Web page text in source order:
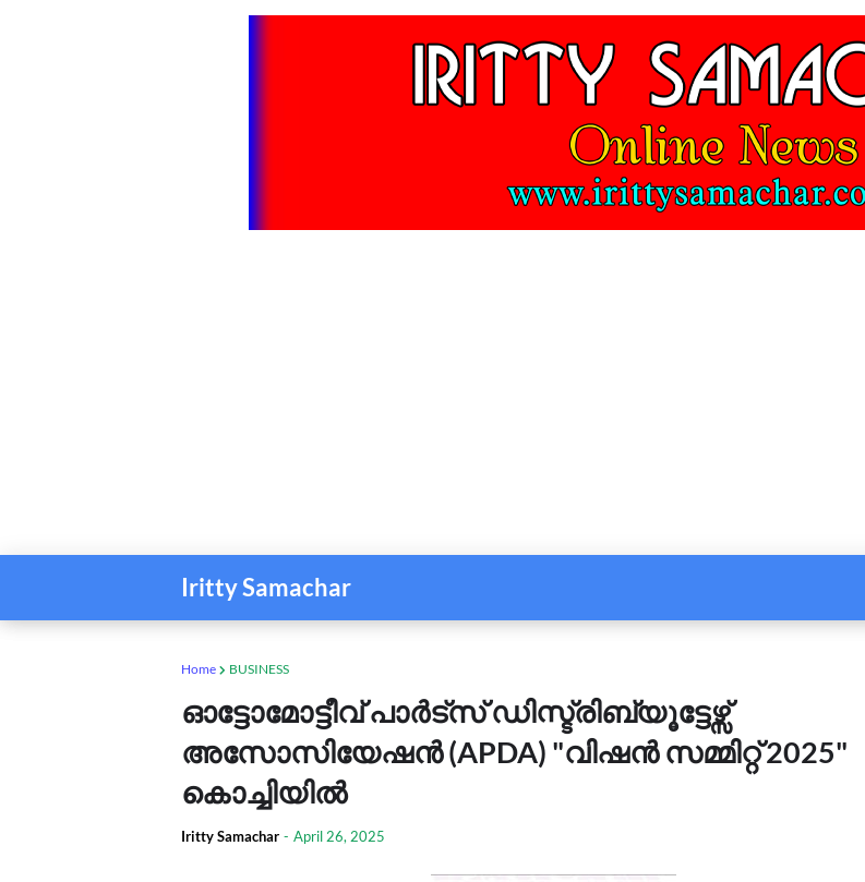
Iritty Samachar
Home BUSINESS
ഓട്ടോമോട്ടീവ് പാർട്സ് ഡിസ്ട്രിബ്യൂട്ടേഴ്സ്
അസോസിയേഷൻ (APDA) "വിഷൻ സമ്മിറ്റ് 2025"
കൊച്ചിയിൽ
Iritty Samachar - April 26, 2025